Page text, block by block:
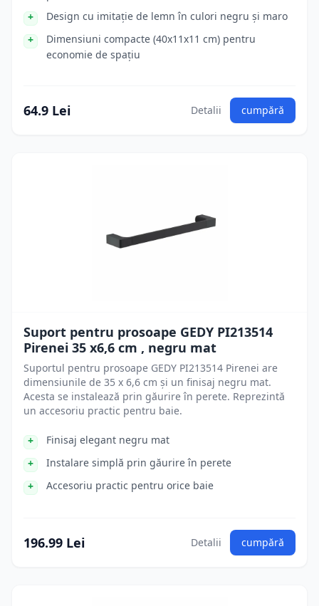
Design cu imitație de lemn în culori negru și maro
Dimensiuni compacte (40x11x11 cm) pentru
economie de spațiu
64.9 Lei Detalii cumpără
Suport pentru prosoape GEDY PI213514
Pirenei 35 x6,6 cm , negru mat
Suportul pentru prosoape GEDY PI213514 Pirenei are
dimensiunile de 35 x 6,6 cm și un finisaj negru mat.
Acesta se instalează prin găurire în perete. Reprezintă
un accesoriu practic pentru baie.
Finisaj elegant negru mat
Instalare simplă prin găurire în perete
Accesoriu practic pentru orice baie
196.99 Lei Detalii cumpără